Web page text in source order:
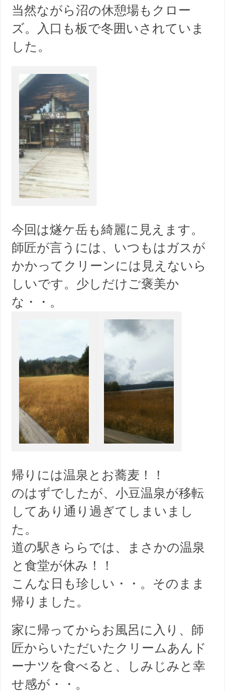
当然ながら沼の休憩場もクロー
ズ。入口も板で冬囲いされていま
した。
今回は燧ケ岳も綺麗に見えます。
師匠が言うには、いつもはガスが
かかってクリーンには見えないら
しいです。少しだけご褒美か
な・・。
帰りには温泉とお蕎麦！！
のはずでしたが、小豆温泉が移転
してあり通り過ぎてしまいまし
た。
道の駅きららでは、まさかの温泉
と食堂が休み！！
こんな日も珍しい・・。そのまま
帰りました。
家に帰ってからお風呂に入り、師
匠からいただいたクリームあんド
ーナツを食べると、しみじみと幸
せ感が・・。